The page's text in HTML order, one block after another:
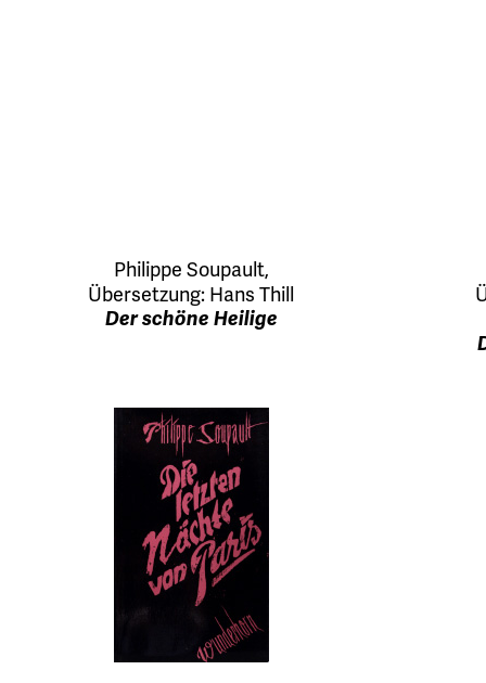
Philippe Soupault,
Übersetzung: Hans Thill
Der schöne Heilige